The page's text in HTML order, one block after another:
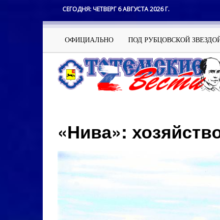
СЕГОДНЯ:ЧЕТВЕРГ 6 АВГУСТА 2026 Г.
Основная
навигация
ОФИЦИАЛЬНО ПОД РУБЦОВСКОЙ
​​​​​​​«Нива»: